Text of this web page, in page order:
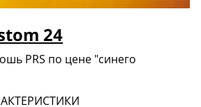
24
PRS по цене "синего